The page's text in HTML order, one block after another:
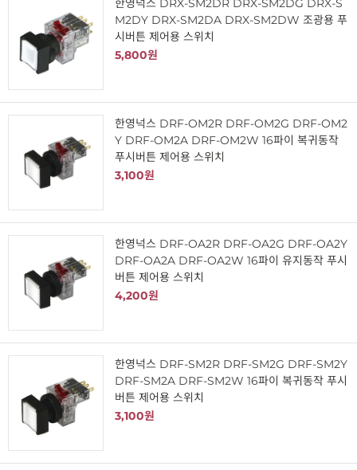
한영넉스 DRX-SM2DR DRX-SM2DG DRX-S
M2DY DRX-SM2DA DRX-SM2DW 조광용 푸
시버튼 제어용 스위치
5,800원
한영넉스 DRF-OM2R DRF-OM2G DRF-OM2
Y DRF-OM2A DRF-OM2W 16파이 복귀동작
푸시버튼 제어용 스위치
3,100원
한영넉스 DRF-OA2R DRF-OA2G DRF-OA2Y
DRF-OA2A DRF-OA2W 16파이 유지동작 푸시
버튼 제어용 스위치
4,200원
한영넉스 DRF-SM2R DRF-SM2G DRF-SM2Y
DRF-SM2A DRF-SM2W 16파이 복귀동작 푸시
버튼 제어용 스위치
3,100원